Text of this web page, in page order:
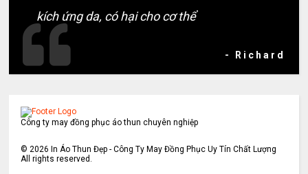
kích ứng da, có hại cho cơ thể
- Richard
Công ty may đồng phục áo thun chuyên nghiệp
©2026 In Áo Thun Đẹp - Công Ty May Đồng Phục Uy Tín Chất Lượng
All rights reserved.